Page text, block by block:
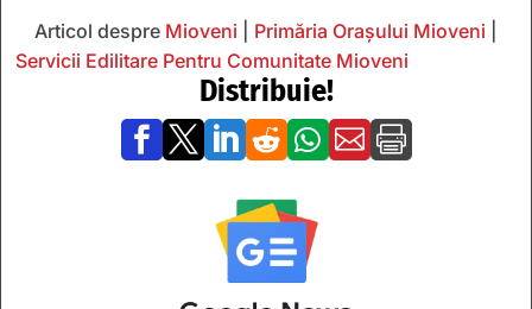
Articol despre Mioveni Primăria Orașului Mioveni
Servicii Edilitare Pentru Comunitate Mioveni
Distribuie!
      